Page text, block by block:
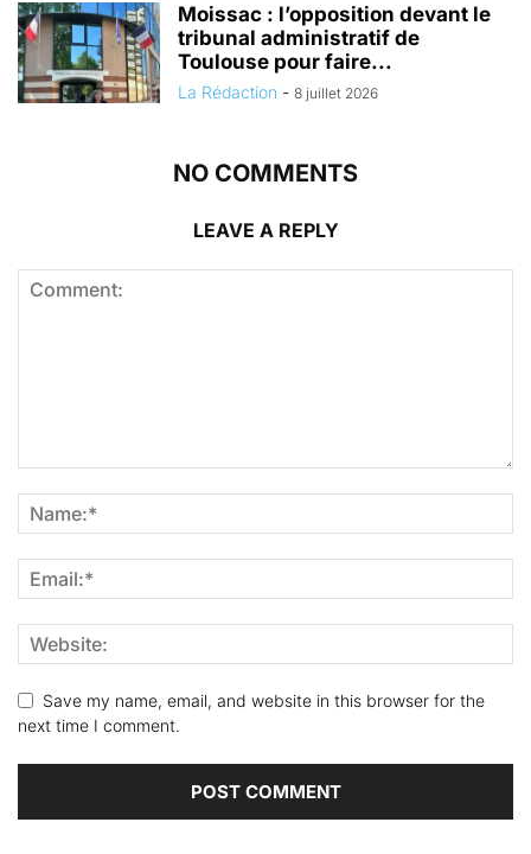
Moissac : l’opposition devant le
tribunal administratif de
Toulouse pour faire...
La Rédaction - 8 juillet 2026
NO COMMENTS
LEAVE A REPLY
Save my name, email, and website in this browser for the
next time I comment.